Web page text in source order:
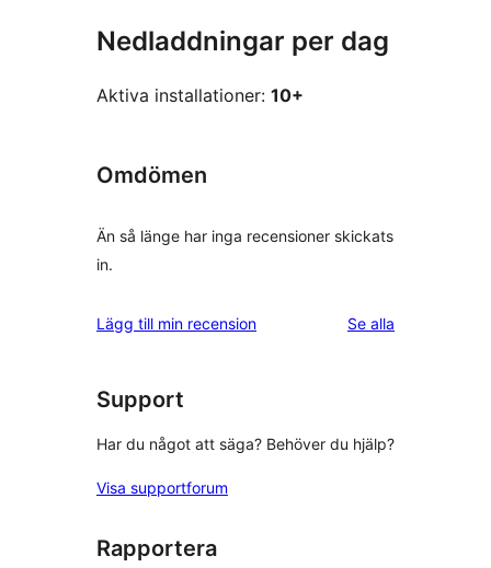
Nedladdningar per dag
Aktiva installationer: 10+
Omdömen
Än så länge har inga recensioner skickats
in.
Lägg till min recension Se alla
Support
Har du något att säga? Behöver du hjälp?
Visa supportforum
Rapportera